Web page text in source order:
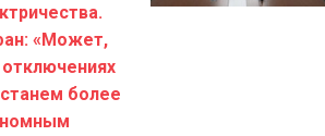
«Может,
отключениях
более